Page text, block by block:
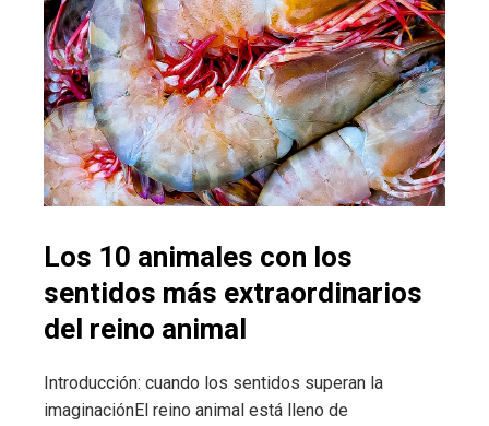
Los 10 animales con los
sentidos más extraordinarios
del reino animal
Introducción: cuando los sentidos superan la
imaginaciónEl reino animal está lleno de